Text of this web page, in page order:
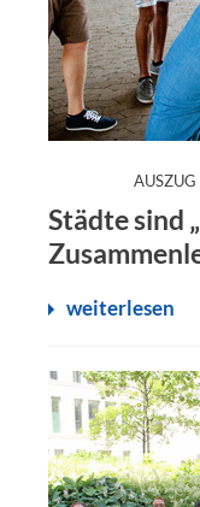
Städte sind
weiterlesen